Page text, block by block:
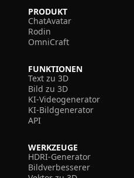
PRODUKT
ChatAvatar
Rodin
OmniCraft
FUNKTIONEN
Text zu 3D
Bild zu 3D
KI-Videogenerator
KI-Bildgenerator
API
WERKZEUGE
HDRI-Generator
Bildverbesserer